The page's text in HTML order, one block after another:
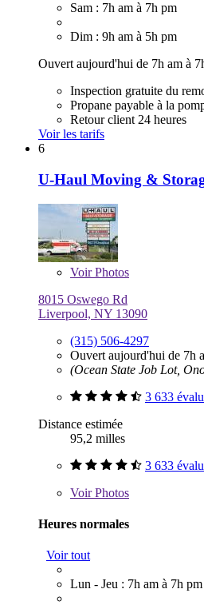
Sam : 7h am à 7h pm
Dim : 9h am à 5h pm
Ouvert aujourd'hui de 7h am à
Inspection gratuite du
Propane payable à la
Retour client 24 heures
Voir les tarifs
6
U-Haul Moving &
VoirPhotos
8015 Oswego Rd
Liverpool, NY 13090
(315) 506-4297
Ouvert aujourd'hui de 7h
(Ocean State Job Lot,
3 633
Distance estimée
95,2 milles
3 633
VoirPhotos
Heures normales
Voir tout
Lun - Jeu : 7h am à 7h pm